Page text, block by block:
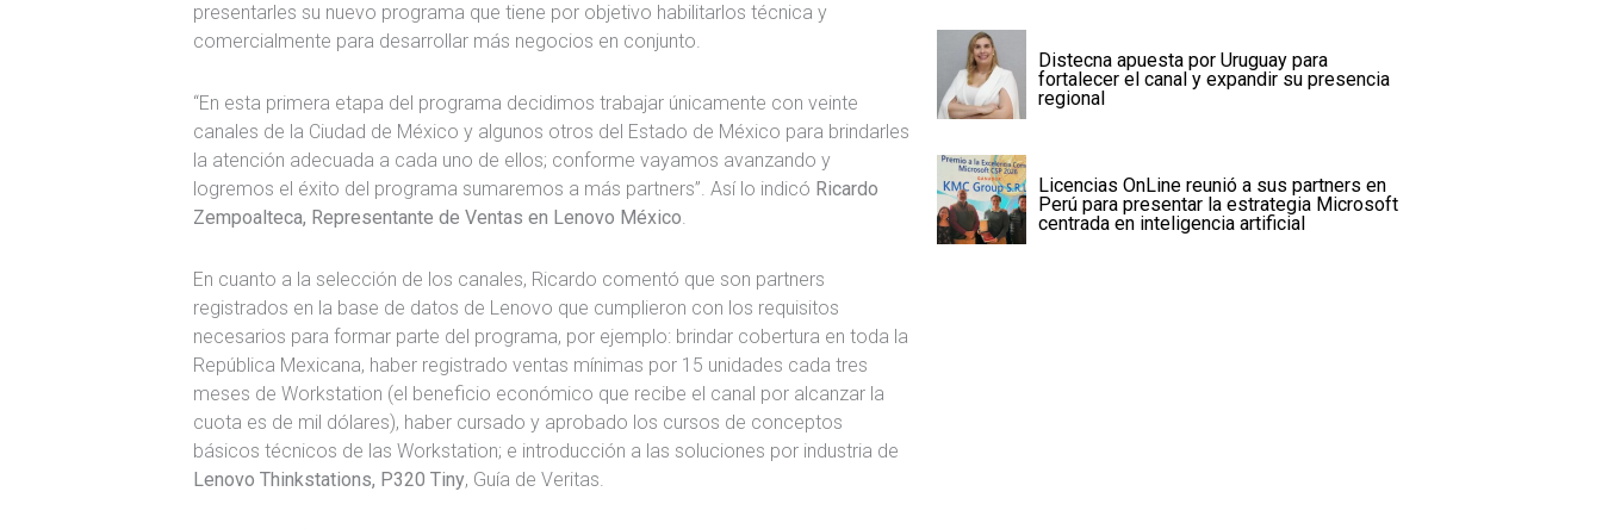
presentarles su nuevo programa que tiene por objetivo habilitarlos técnica y
comercialmente para desarrollar más negocios en conjunto.
“En esta primera etapa del programa decidimos trabajar únicamente con veinte
canales de la Ciudad de México y algunos otros del Estado de México para brindarles
la atención adecuada a cada uno de ellos; conforme vayamos avanzando y
logremos el éxito del programa sumaremos a más partners”. Así lo indicó Ricardo
Zempoalteca, Representante de Ventas en Lenovo México.
En cuanto a la selección de los canales, Ricardo comentó que son partners
registrados en la base de datos de Lenovo que cumplieron con los requisitos
necesarios para formar parte del programa, por ejemplo: brindar cobertura en toda la
República Mexicana, haber registrado ventas mínimas por 15 unidades cada tres
meses de Workstation (el beneficio económico que recibe el canal por alcanzar la
cuota es de mil dólares), haber cursado y aprobado los cursos de conceptos
básicos técnicos de las Workstation; e introducción a las soluciones por industria de
Lenovo Thinkstations, P320 Tiny, Guía de Veritas.
Distecna apuesta por Uruguay para
fortalecer el canal y expandir su presencia
regional
Licencias OnLine reunió a sus partners en
Perú para presentar la estrategia Microsoft
centrada en inteligencia artificial